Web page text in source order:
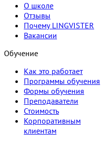
О школе
Отзывы
Почему LINGVISTER
Вакансии
Обучение
Как это работает
Программы обучения
Формы обучения
Преподаватели
Стоимость
Корпоративным
клиентам